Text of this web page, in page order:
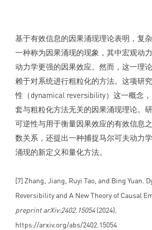
基于有效信息的因果涌现理论表明，复
一种称为因果涌现的现象，其中宏观动
动力学更强的因果效应。然而，这一理
赖于对系统进行粗粒化的方法。这项研
性（dynamical reversibility）这一概念
套与粗粒化方法无关的因果涌现理论。
可逆性与用于衡量因果效应的有效信息
数关系，还提出一种捕捉马尔可夫动力
涌现的新定义和量化方法。
[7] Zhang, Jiang, Ruyi Tao, and Bing Yuan.
Reversibility and A New Theory of Causal
preprint arXiv:2402.15054(2024).
https://arxiv.org/abs/2402.15054